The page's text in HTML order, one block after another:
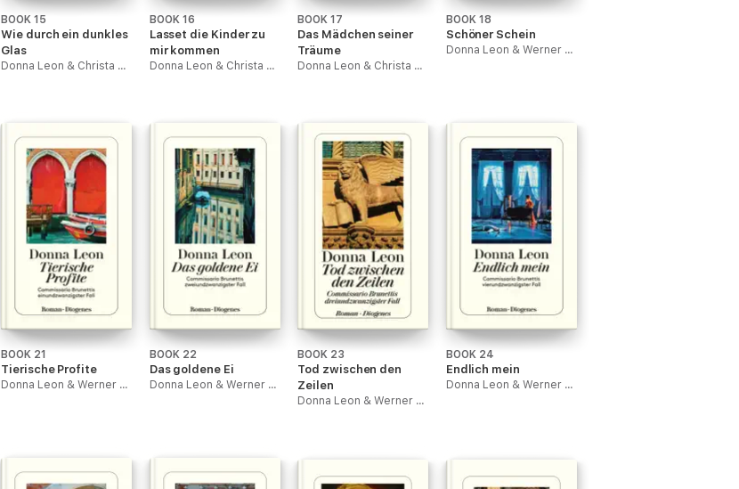
BOOK 15
Wie durch ein dunkles
Glas
Donna Leon & Christa E. Seibicke
BOOK 16
Lasset die Kinder zu
mir kommen
Donna Leon & Christa E. Seibicke
BOOK 17
Das Mädchen seiner
Träume
Donna Leon & Christa E. Seibicke
BOOK 18
Schöner Schein
Donna Leon & Werner Schmitz
BOOK 21
Tierische Profite
Donna Leon & Werner Schmitz
BOOK 22
Das goldene Ei
Donna Leon & Werner Schmitz
BOOK 23
Tod zwischen den
Zeilen
Donna Leon & Werner Schmitz
BOOK 24
Endlich mein
Donna Leon & Werner Schmitz